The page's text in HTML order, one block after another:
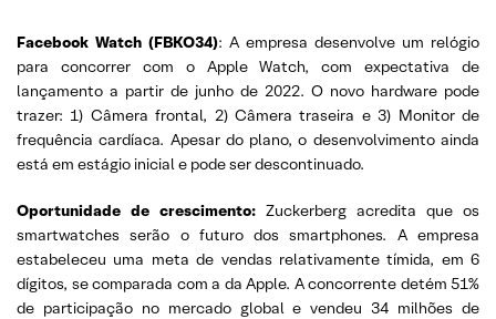
Facebook Watch (FBKO34): A empresa desenvolve um relógio
para concorrer com o Apple Watch, com expectativa de
lançamento a partir de junho de 2022. O novo hardware pode
trazer: 1) Câmera frontal, 2) Câmera traseira e 3) Monitor de
frequência cardíaca. Apesar do plano, o desenvolvimento ainda
está em estágio inicial e pode ser descontinuado.
Oportunidade de crescimento: Zuckerberg acredita que os
smartwatches serão o futuro dos smartphones. A empresa
estabeleceu uma meta de vendas relativamente tímida, em 6
dígitos, se comparada com a da Apple. A concorrente detém 51%
de participação no mercado global e vendeu 34 milhões de